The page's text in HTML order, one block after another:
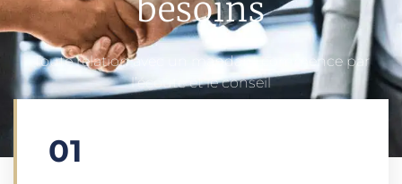
besoins
Toute relation avec un mandant commence par
l’écoute et le conseil
01